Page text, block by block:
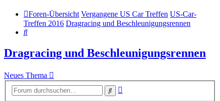
Foren-Übersicht Vergangene US Car Treffen US-Car-
Treffen 2016 Dragracing und Beschleunigungsrennen
Suche
Dragracing und Beschleunigungsrennen
Neues Thema
Suche